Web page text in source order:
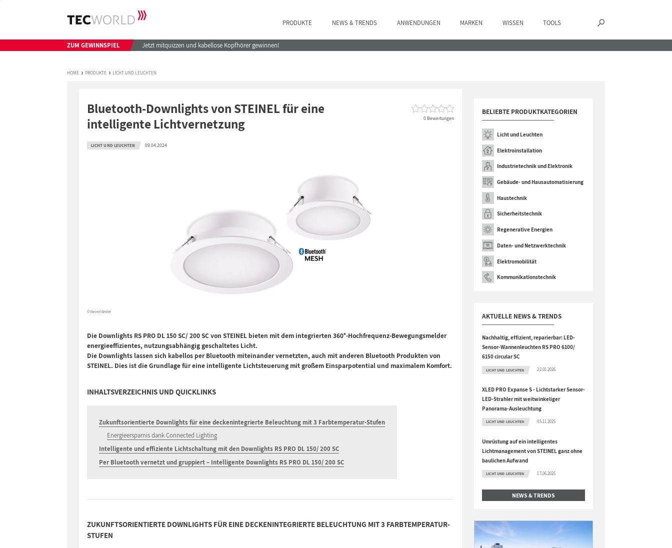
PRODUKTE NEWS & TRENDS ANWENDUNGEN MARKEN WISSEN TOOLS
ZUM GEWINNSPIEL Jetzt mitquizzen und kabellose Kopfhörer gewinnen!
HOME PRODUKTE LICHT UND LEUCHTEN
0 Bewertungen
Bluetooth-Downlights von STEINEL für eine
intelligente Lichtvernetzung
LICHT UND LEUCHTEN 09.04.2024
© Steinel GmbH
Die Downlights RS PRO DL 150 SC/ 200 SC von STEINEL bieten mit dem integrierten 360°-Hochfrequenz-Bewegungsmelder
energieeffizientes, nutzungsabhängig geschaltetes Licht.
Die Downlights lassen sich kabellos per Bluetooth miteinander vernetzten, auch mit anderen Bluetooth Produkten von
STEINEL. Dies ist die Grundlage für eine intelligente Lichtsteuerung mit großem Einsparpotential und maximalem Komfort.
INHALTSVERZEICHNIS UND QUICKLINKS
Zukunftsorientierte Downlights für eine deckenintegrierte Beleuchtung mit 3 Farbtemperatur-Stufen
Energieersparnis dank Connected Lighting
Intelligente und effiziente Lichtschaltung mit den Downlights RS PRO DL 150/ 200 SC
Per Bluetooth vernetzt und gruppiert – Intelligente Downlights RS PRO DL 150/ 200 SC
ZUKUNFTSORIENTIERTE DOWNLIGHTS FÜR EINE DECKENINTEGRIERTE BELEUCHTUNG MIT 3 FARBTEMPERATUR-
STUFEN
BELIEBTE PRODUKTKATEGORIEN
Licht und Leuchten
Elektroinstallation
Industrietechnik und Elektronik
Gebäude- und Hausautomatisierung
Haustechnik
Sicherheitstechnik
Regenerative Energien
Daten- und Netzwerktechnik
Elektromobilität
Kommunikationstechnik
AKTUELLE NEWS & TRENDS
Nachhaltig, effizient, reparierbar: LED-
Sensor-Wannenleuchten RS PRO 6100/
6150 circular SC
LICHT UND LEUCHTEN 22.01.2026
XLED PRO Expanse S - Lichtstarker Sensor-
LED-Strahler mit weitwinkeliger
Panorama-Ausleuchtung
LICHT UND LEUCHTEN 05.11.2025
Umrüstung auf ein intelligentes
Lichtmanagement von STEINEL ganz ohne
baulichen Aufwand
LICHT UND LEUCHTEN 17.06.2025
NEWS & TRENDS